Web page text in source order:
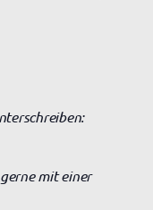
mit einer